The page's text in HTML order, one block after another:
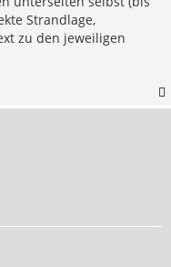
Strandlage,
zu den jeweiligen